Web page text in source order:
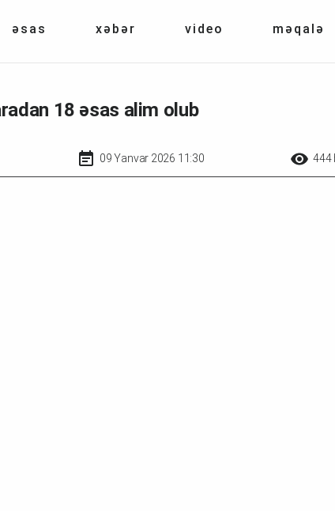
əsas xəbər video məqalə
18 əsas alim olub
09 Yanvar 2026 11:30 444